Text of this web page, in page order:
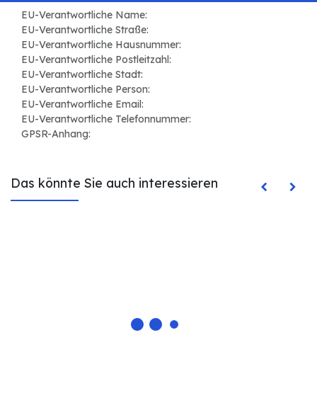
EU-Verantwortliche Name:
EU-Verantwortliche Straße:
EU-Verantwortliche Hausnummer:
EU-Verantwortliche Postleitzahl:
EU-Verantwortliche Stadt:
EU-Verantwortliche Person:
EU-Verantwortliche Email:
EU-Verantwortliche Telefonnummer:
GPSR-Anhang:
Das könnte Sie auch interessieren